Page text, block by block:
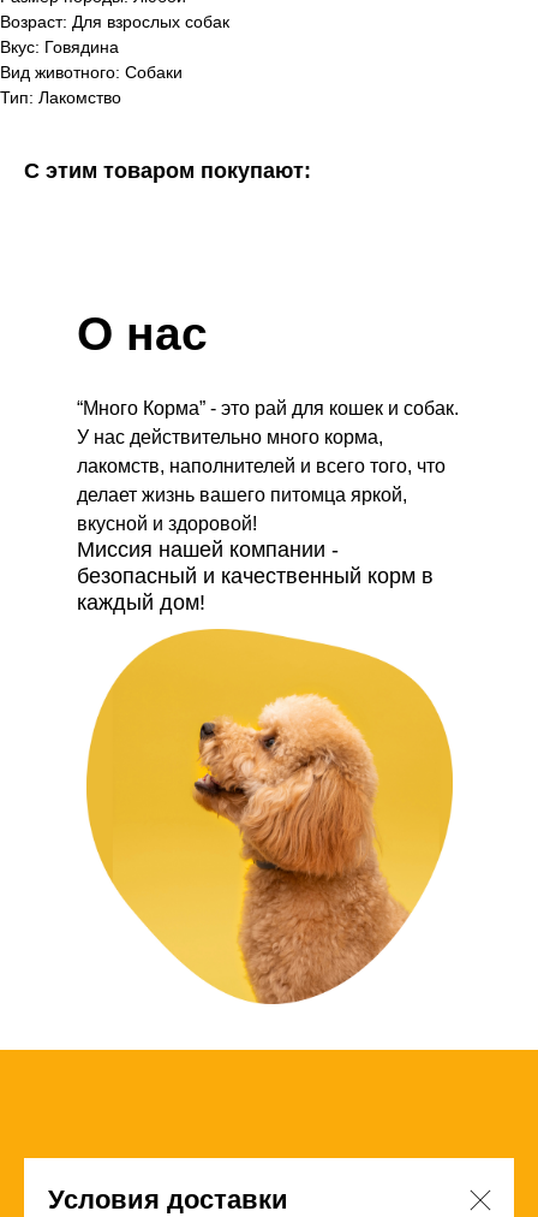
Возраст: Для взрослых собак
Вкус: Говядина
Вид животного: Собаки
Тип: Лакомство
С этим товаром покупают:
“Много Корма” - это рай для кошек и собак.
У нас действительно много корма,
лакомств, наполнителей и всего того, что
делает жизнь вашего питомца яркой,
вкусной и здоровой!
Миссия нашей компании -
безопасный и качественный корм в
каждый дом!
О нас
Условия доставки